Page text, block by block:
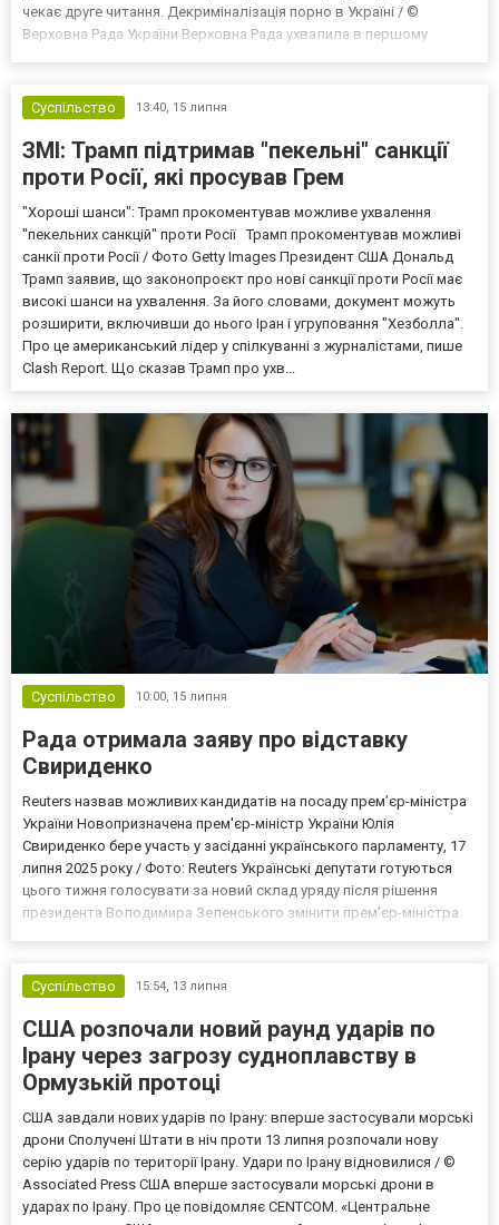
чекає друге читання. Декриміналізація порно в Україні / ©
Верховна Рада України Верховна Рада ухвалила в першому
Суспільство
13:40, 15 липня
ЗМІ: Трамп підтримав "пекельні" санкції
проти Росії, які просував Грем
"Хороші шанси": Трамп прокоментував можливе ухвалення
"пекельних санкцій" проти Росії Трамп прокоментував можливі
санкії проти Росії / Фото Getty Images Президент США Дональд
Трамп заявив, що законопроєкт про нові санкції проти Росії має
високі шанси на ухвалення. За його словами, документ можуть
розширити, включивши до нього Іран і угруповання "Хезболла".
Про це американський лідер у спілкуванні з журналістами, пише
Clash Report. Що сказав Трамп про ухв...
Суспільство 10:00, 15 липня
Рада отримала заяву про відставку
Свириденко
Reuters назвав можливих кандидатів на посаду прем’єр-міністра
України Новопризначена прем'єр-міністр України Юлія
Свириденко бере участь у засіданні українського парламенту, 17
липня 2025 року / Фото: Reuters Українські депутати готуються
цього тижня голосувати за новий склад уряду після рішення
президента Володимира Зеленського змінити прем’єр-міністра.
Суспільство
15:54, 13 липня
США розпочали новий раунд ударів по
Ірану через загрозу судноплавству в
Ормузькій протоці
США завдали нових ударів по Ірану: вперше застосували морські
дрони Сполучені Штати в ніч проти 13 липня розпочали нову
серію ударів по території Ірану. Удари по Ірану відновилися / ©
Associated Press США вперше застосували морські дрони в
ударах по Ірану. Про це повідомляє CENTCOM. «Центральне